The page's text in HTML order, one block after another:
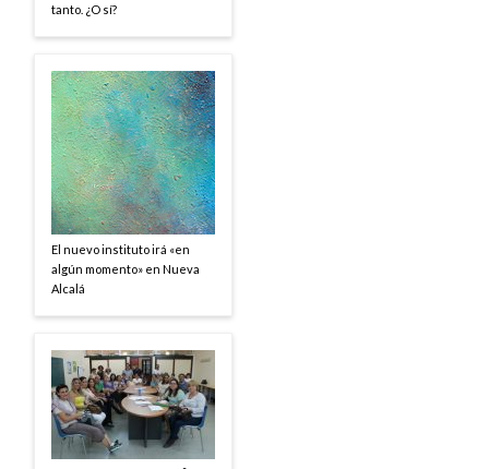
tanto. ¿O sí?
El nuevo instituto irá «en
algún momento» en Nueva
Alcalá